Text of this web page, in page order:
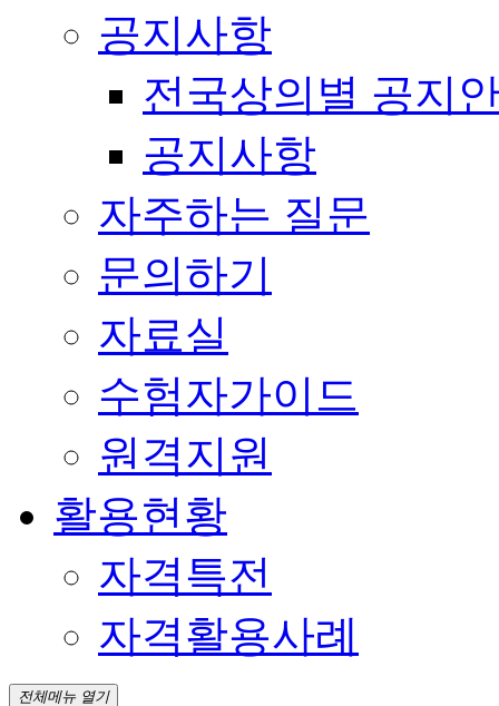
공지사항
전국상의별 공지
공지사항
자주하는 질문
문의하기
자료실
수험자가이드
원격지원
활용현황
자격특전
자격활용사례
전체메뉴 열기